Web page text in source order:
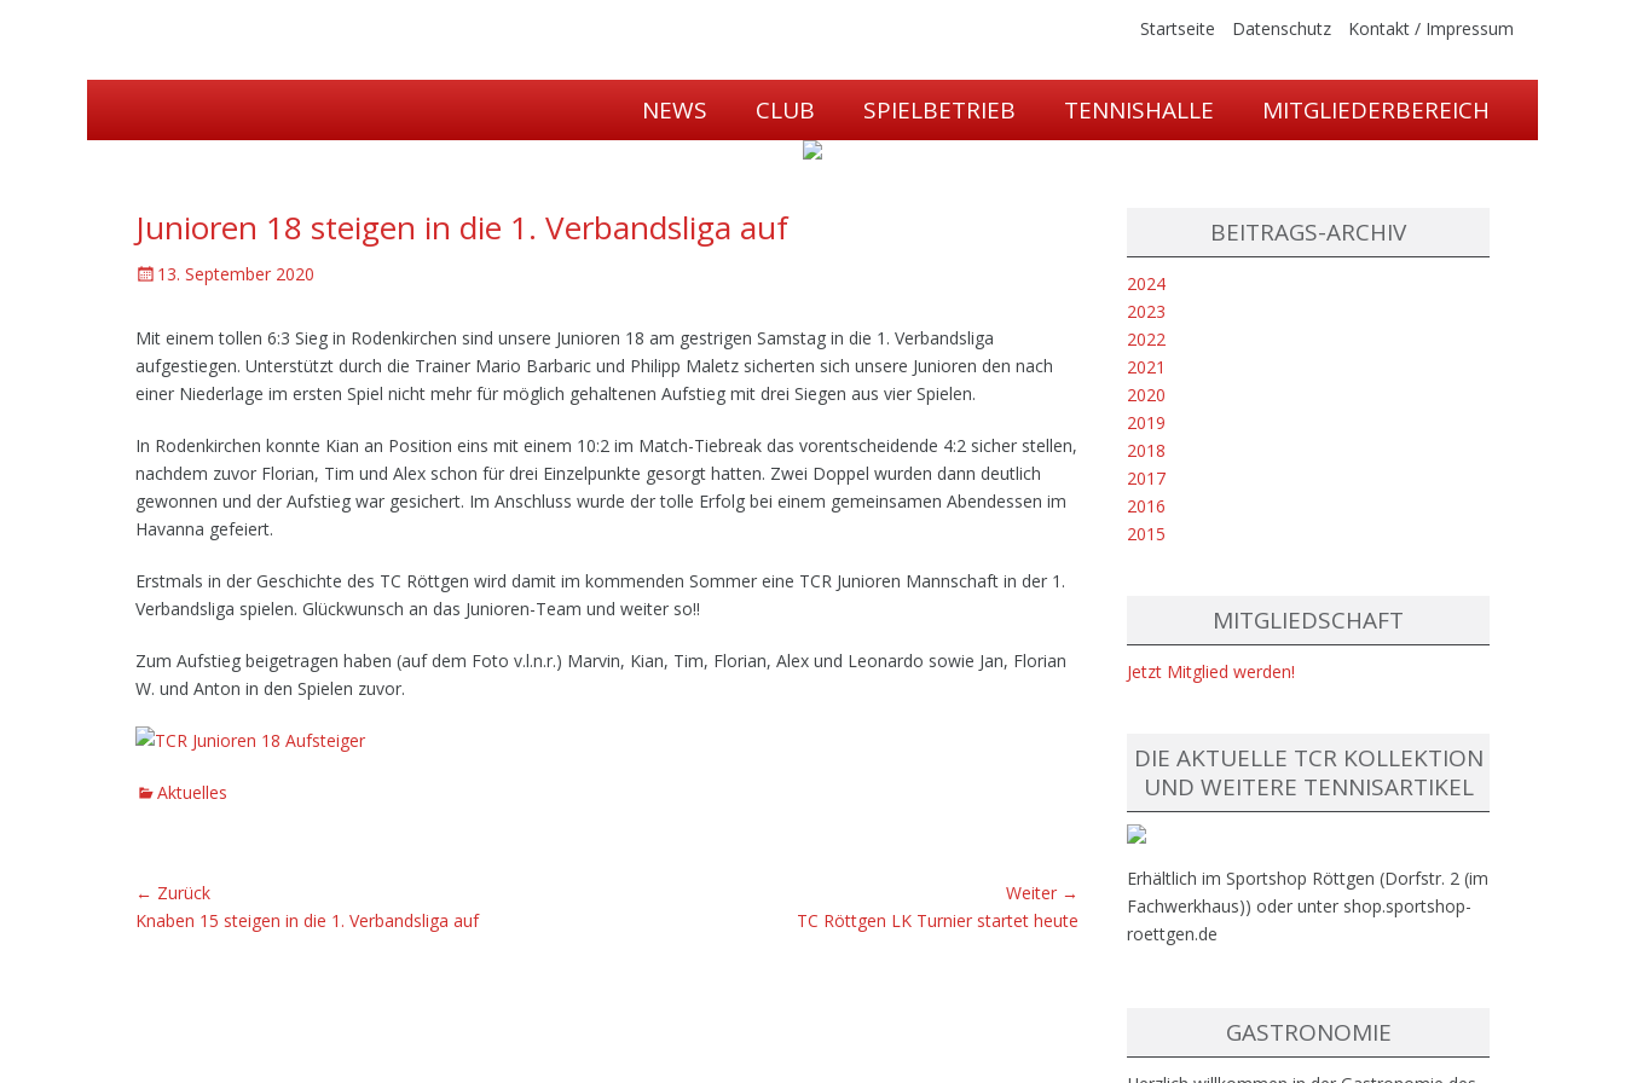
Startseite Datenschutz Kontakt / Impressum
NEWS CLUB SPIELBETRIEB TENNISHALLE MITGLIEDERBEREICH
Junioren 18 steigen in die 1. Verbandsliga auf
G
p
o
s
e
d
a
m
13. September 2020
Mit einem tollen 6:3 Sieg in Rodenkirchen sind unsere Junioren 18 am gestrigen Samstag in die 1. Verbandsliga
aufgestiegen. Unterstützt durch die Trainer Mario Barbaric und Philipp Maletz sicherten sich unsere Junioren den nach
einer Niederlage im ersten Spiel nicht mehr für möglich gehaltenen Aufstieg mit drei Siegen aus vier Spielen.
In Rodenkirchen konnte Kian an Position eins mit einem 10:2 im Match-Tiebreak das vorentscheidende 4:2 sicher stellen,
nachdem zuvor Florian, Tim und Alex schon für drei Einzelpunkte gesorgt hatten. Zwei Doppel wurden dann deutlich
gewonnen und der Aufstieg war gesichert. Im Anschluss wurde der tolle Erfolg bei einem gemeinsamen Abendessen im
Havanna gefeiert.
Erstmals in der Geschichte des TC Röttgen wird damit im kommenden Sommer eine TCR Junioren Mannschaft in der 1.
Verbandsliga spielen. Glückwunsch an das Junioren-Team und weiter so!!
Zum Aufstieg beigetragen haben (auf dem Foto v.l.n.r.) Marvin, Kian, Tim, Florian, Alex und Leonardo sowie Jan, Florian
W. und Anton in den Spielen zuvor.
K
g
o
Aktuelles
Beitragsnavigation
← Zurück
Vorhergehender
Knaben 15 steigen in die 1. Verbandsliga auf
Weiter →
TC Röttgen LK Turnier startet heute
BEITRAGS-ARCHIV
2024
2023
2022
2021
2020
2019
2018
2017
2016
2015
MITGLIEDSCHAFT
Jetzt Mitglied werden!
DIE AKTUELLE TCR KOLLEKTION
UND WEITERE TENNISARTIKEL
Erhältlich im Sportshop Röttgen (Dorfstr. 2 (im
Fachwerkhaus)) oder unter shop.sportshop-
roettgen.de
GASTRONOMIE